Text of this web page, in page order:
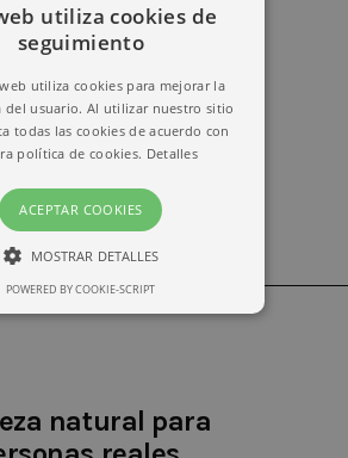
natural para
utiliza cookies de
seguimiento
utiliza cookies para mejorar la
del usuario. Al utilizar nuestro sitio
todas las cookies de acuerdo con
política de cookies. Detalles
ACEPTAR COOKIES
MOSTRAR DETALLES
POWERED BY COOKIE-SCRIPT